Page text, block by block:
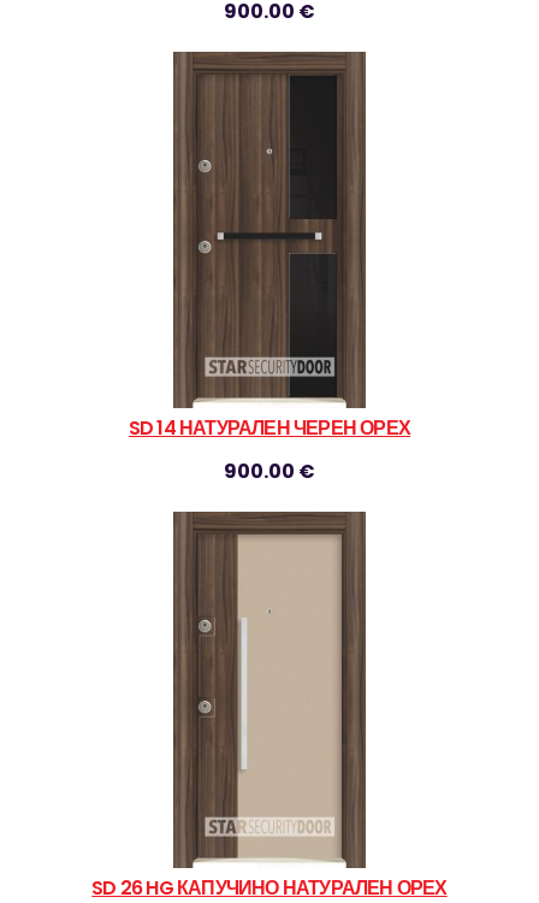
900.00 €
SD 14 НАТУРАЛЕН ЧЕРЕН ОРЕХ
900.00 €
SD 26 HG КАПУЧИНО НАТУРАЛЕН ОРЕХ